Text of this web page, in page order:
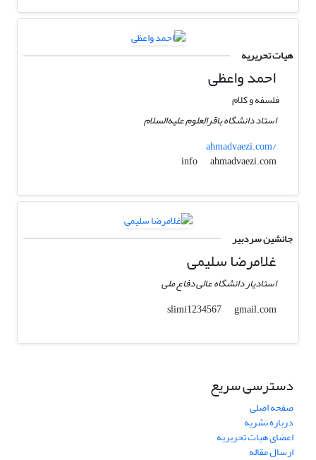
هیات تحریریه
احمد واعظی
فلسفه و کلام
استاد دانشگاه باقرالعلوم علیه‌السلام
ahmadvaezi.com/
info
ahmadvaezi.com
جانشین سردبیر
غلامرضا سلیمی
استادیار دانشگاه عالی دفاع ملی
slimi1234567
gmail.com
دسترسی سریع
صفحه اصلی
درباره نشریه
اعضای هیات تحریریه
ارسال مقاله